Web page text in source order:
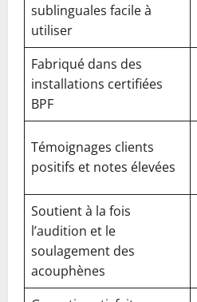
sublinguales facile à
utiliser
Fabriqué dans des
installations certifiées
BPF
Témoignages clients
positifs et notes élevées
Soutient à la fois
l’audition et le
soulagement des
acouphènes